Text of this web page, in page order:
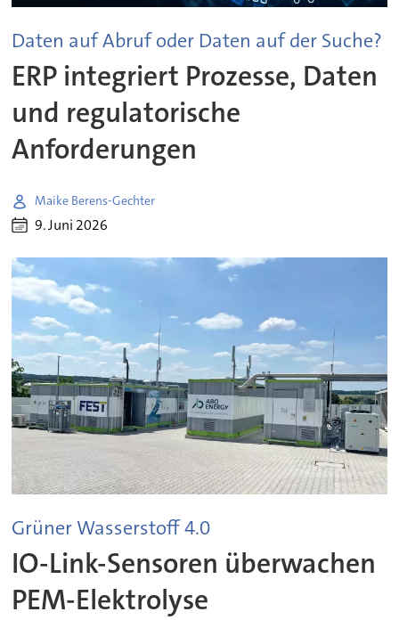
Daten auf Abruf oder Daten auf der Suche?
ERP integriert Prozesse, Daten
und regulatorische
Anforderungen
Maike Berens-Gechter
9. Juni 2026
Grüner Wasserstoff 4.0
IO-Link-Sensoren überwachen
PEM-Elektrolyse